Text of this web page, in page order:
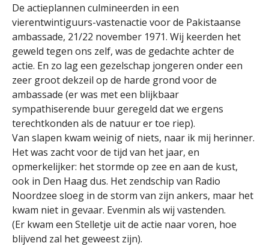
De actieplannen culmineerden in een
vierentwintiguurs-vastenactie voor de Pakistaanse
ambassade, 21/22 november 1971. Wij keerden het
geweld tegen ons zelf, was de gedachte achter de
actie. En zo lag een gezelschap jongeren onder een
zeer groot dekzeil op de harde grond voor de
ambassade (er was met een blijkbaar
sympathiserende buur geregeld dat we ergens
terechtkonden als de natuur er toe riep).
Van slapen kwam weinig of niets, naar ik mij herinner.
Het was zacht voor de tijd van het jaar, en
opmerkelijker: het stormde op zee en aan de kust,
ook in Den Haag dus. Het zendschip van Radio
Noordzee sloeg in de storm van zijn ankers, maar het
kwam niet in gevaar. Evenmin als wij vastenden.
(Er kwam een Stelletje uit de actie naar voren, hoe
blijvend zal het geweest zijn).